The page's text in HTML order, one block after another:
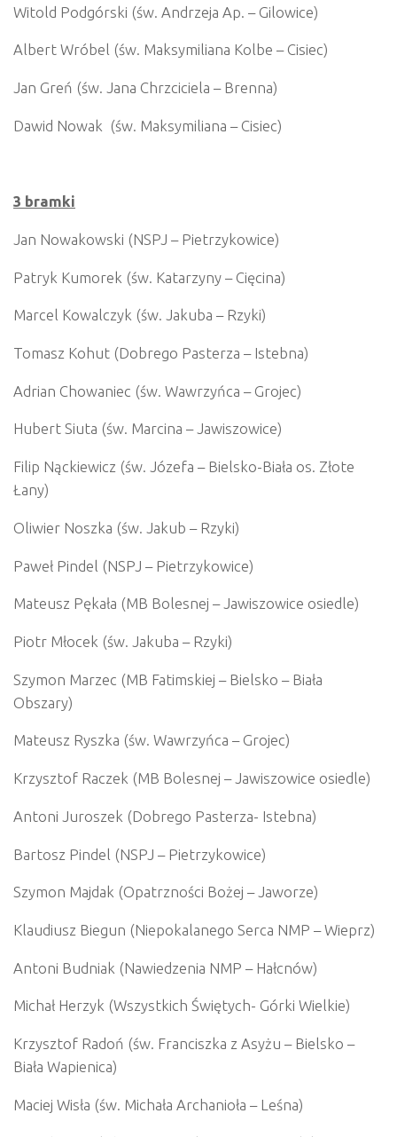
Witold Podgórski (św. Andrzeja Ap. – Gilowice)
Albert Wróbel (św. Maksymiliana Kolbe – Cisiec)
Jan Greń (św. Jana Chrzciciela – Brenna)
Dawid Nowak (św. Maksymiliana – Cisiec)
3 bramki
Jan Nowakowski (NSPJ – Pietrzykowice)
Patryk Kumorek (św. Katarzyny – Cięcina)
Marcel Kowalczyk (św. Jakuba – Rzyki)
Tomasz Kohut (Dobrego Pasterza – Istebna)
Adrian Chowaniec (św. Wawrzyńca – Grojec)
Hubert Siuta (św. Marcina – Jawiszowice)
Filip Nąckiewicz (św. Józefa – Bielsko-Biała os. Złote
Łany)
Oliwier Noszka (św. Jakub – Rzyki)
Paweł Pindel (NSPJ – Pietrzykowice)
Mateusz Pękała (MB Bolesnej – Jawiszowice osiedle)
Piotr Młocek (św. Jakuba – Rzyki)
Szymon Marzec (MB Fatimskiej – Bielsko – Biała
Obszary)
Mateusz Ryszka (św. Wawrzyńca – Grojec)
Krzysztof Raczek (MB Bolesnej – Jawiszowice osiedle)
Antoni Juroszek (Dobrego Pasterza- Istebna)
Bartosz Pindel (NSPJ – Pietrzykowice)
Szymon Majdak (Opatrzności Bożej – Jaworze)
Klaudiusz Biegun (Niepokalanego Serca NMP – Wieprz)
Antoni Budniak (Nawiedzenia NMP – Hałcnów)
Michał Herzyk (Wszystkich Świętych- Górki Wielkie)
Krzysztof Radoń (św. Franciszka z Asyżu – Bielsko –
Biała Wapienica)
Maciej Wisła (św. Michała Archanioła – Leśna)